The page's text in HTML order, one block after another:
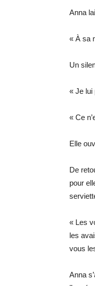
Anna
« À sa
Un
« Je lui
« Ce
Elle
De
pour
« Les
les
vous
Anna